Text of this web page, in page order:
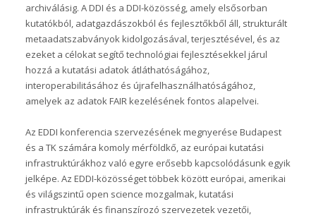
archiválásig. A DDI és a DDI-közösség, amely elsősorban
kutatókból, adatgazdászokból és fejlesztőkből áll, strukturált
metaadatszabványok kidolgozásával, terjesztésével, és az
ezeket a célokat segítő technológiai fejlesztésekkel járul
hozzá a kutatási adatok átláthatóságához,
interoperabilitásához és újrafelhasználhatóságához,
amelyek az adatok FAIR kezelésének fontos alapelvei.
Az EDDI konferencia szervezésének megnyerése Budapest
és a TK számára komoly mérföldkő, az európai kutatási
infrastruktúrákhoz való egyre erősebb kapcsolódásunk egyik
jelképe. Az EDDI-közösséget többek között európai, amerikai
és világszintű open science mozgalmak, kutatási
infrastruktúrák és finanszírozó szervezetek vezetői,